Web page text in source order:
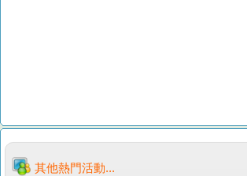
其他熱門活動...